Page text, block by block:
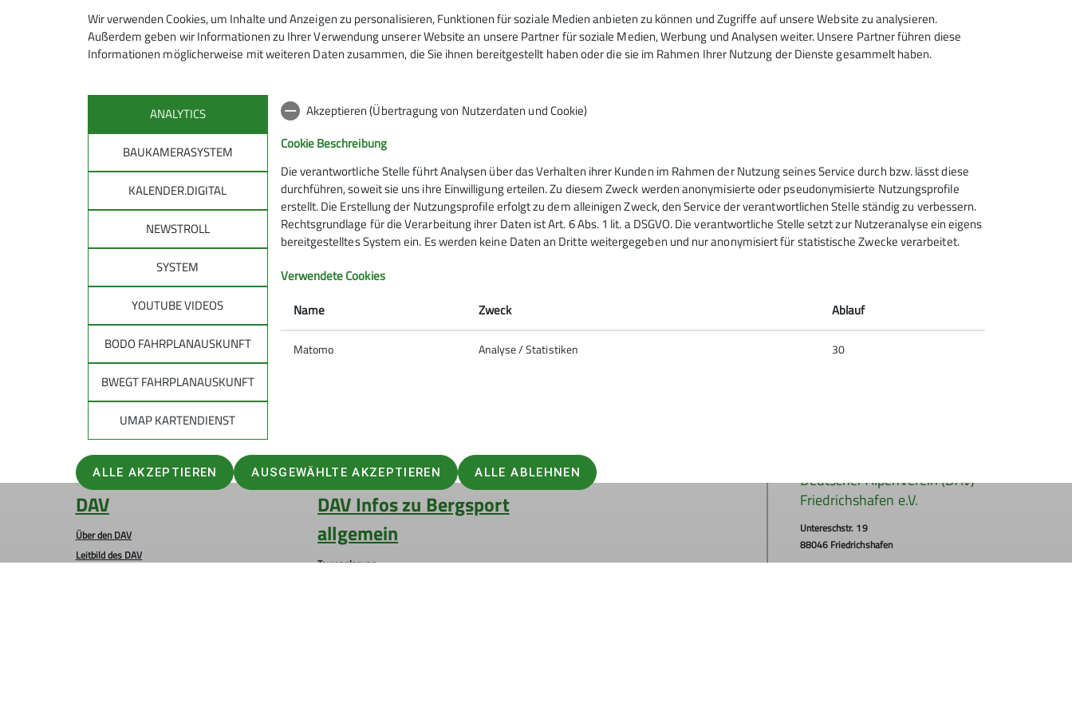
Fitnessgymnastik beginnt bald
03.10.2025
Auf Grund der noch andauernden Baumaßnahmen in der Sporthalle beginnt die Fitnessgymnastik erst am
13. Oktober um 20 Uhr.
Wir freuen uns auf eure rege Teilnahme.
Euer Trainerinnen-Team
DAV
Über den DAV
Leitbild des DAV
DAV Infos zu Bergsport
allgemein
Tourenplanung
Deutscher Alpenverein (DAV)
Friedrichshafen e.V.
Untereschstr. 19
88046 Friedrichshafen
Wir verwenden Cookies, um Inhalte und Anzeigen zu personalisieren, Funktionen für soziale Medien anbieten zu können und Zugriffe auf unsere Website zu analysieren.
Außerdem geben wir Informationen zu Ihrer Verwendung unserer Website an unsere Partner für soziale Medien, Werbung und Analysen weiter. Unsere Partner führen diese
Informationen möglicherweise mit weiteren Daten zusammen, die Sie ihnen bereitgestellt haben oder die sie im Rahmen Ihrer Nutzung der Dienste gesammelt haben.
ANALYTICS
BAUKAMERASYSTEM
KALENDER.DIGITAL
NEWSTROLL
SYSTEM
YOUTUBE VIDEOS
BODO FAHRPLANAUSKUNFT
BWEGT FAHRPLANAUSKUNFT
UMAP KARTENDIENST
Akzeptieren (Übertragung von Nutzerdaten und Cookie)
Cookie Beschreibung
Die verantwortliche Stelle führt Analysen über das Verhalten ihrer Kunden im Rahmen der Nutzung seines Service durch bzw. lässt diese
durchführen, soweit sie uns ihre Einwilligung erteilen. Zu diesem Zweck werden anonymisierte oder pseudonymisierte Nutzungsprofile
erstellt. Die Erstellung der Nutzungsprofile erfolgt zu dem alleinigen Zweck, den Service der verantwortlichen Stelle ständig zu verbessern.
Rechtsgrundlage für die Verarbeitung ihrer Daten ist Art. 6 Abs. 1 lit. a DSGVO. Die verantwortliche Stelle setzt zur Nutzeranalyse ein eigens
bereitgestelltes System ein. Es werden keine Daten an Dritte weitergegeben und nur anonymisiert für statistische Zwecke verarbeitet.
Verwendete Cookies
Name
Zweck Ablauf
Matomo Analyse / Statistiken 30
ALLE AKZEPTIEREN AUSGEWÄHLTE AKZEPTIEREN ALLE ABLEHNEN